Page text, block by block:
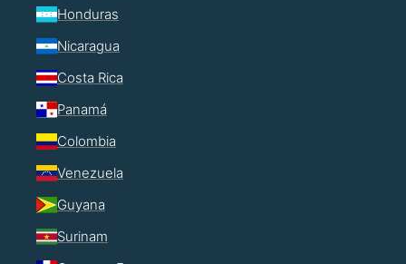
Honduras
Nicaragua
Costa Rica
Panamá
Colombia
Venezuela
Guyana
Surinam